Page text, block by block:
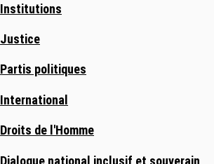
Institutions
Justice
Partis politiques
International
Droits de l'Homme
Dialogue national inclusif et souverain